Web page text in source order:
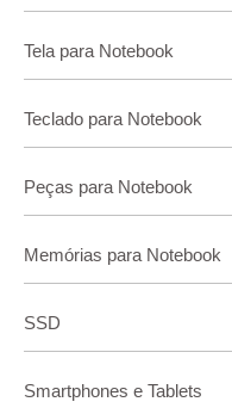
Tela para Notebook
Teclado para Notebook
Peças para Notebook
Memórias para Notebook
SSD
Smartphones e Tablets